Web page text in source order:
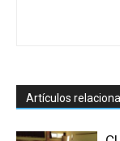
Artículos